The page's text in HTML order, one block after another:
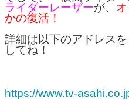
ライダーレーザーが、
かの復活！
詳細は以下のアドレス
してね！
https://www.tv-